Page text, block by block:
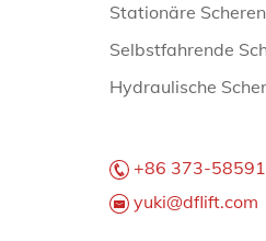
Stationäre
Selbstfahrende
Hydraulische
+86 373-
yuki@dflift.com